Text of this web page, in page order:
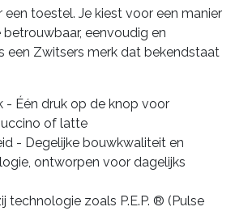
een toestel. Je kiest voor een manier
eenvoudig en
een Zwitsers merk dat bekendstaat
- Één druk op de knop voor
of latte
- Degelijke bouwkwaliteit en
ontworpen voor dagelijks
technologie zoals P.E.P. ® (Pulse